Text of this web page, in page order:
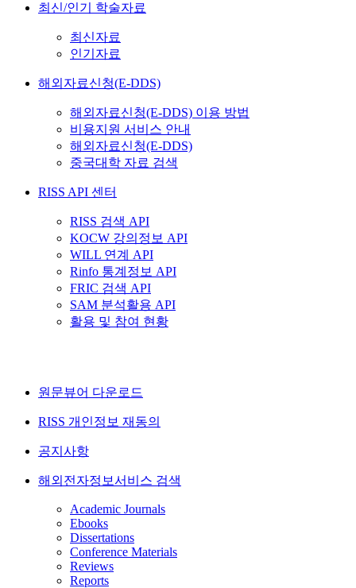
최신/인기 학술자료
최신자료
인기자료
해외자료신청(E-DDS)
해외자료신청(E-DDS) 이용 방법
비용지원 서비스 안내
해외자료신청(E-DDS)
중국대학 자료 검색
RISS API 센터
RISS 검색 API
KOCW 강의정보 API
WILL 연계 API
Rinfo 통계정보 API
FRIC 검색 API
SAM 분석활용 API
활용 및 참여 현황
원문뷰어 다운로드
RISS 개인정보 재동의
공지사항
해외전자정보서비스 검색
Academic Journals
Ebooks
Dissertations
Conference Materials
Reviews
Reports